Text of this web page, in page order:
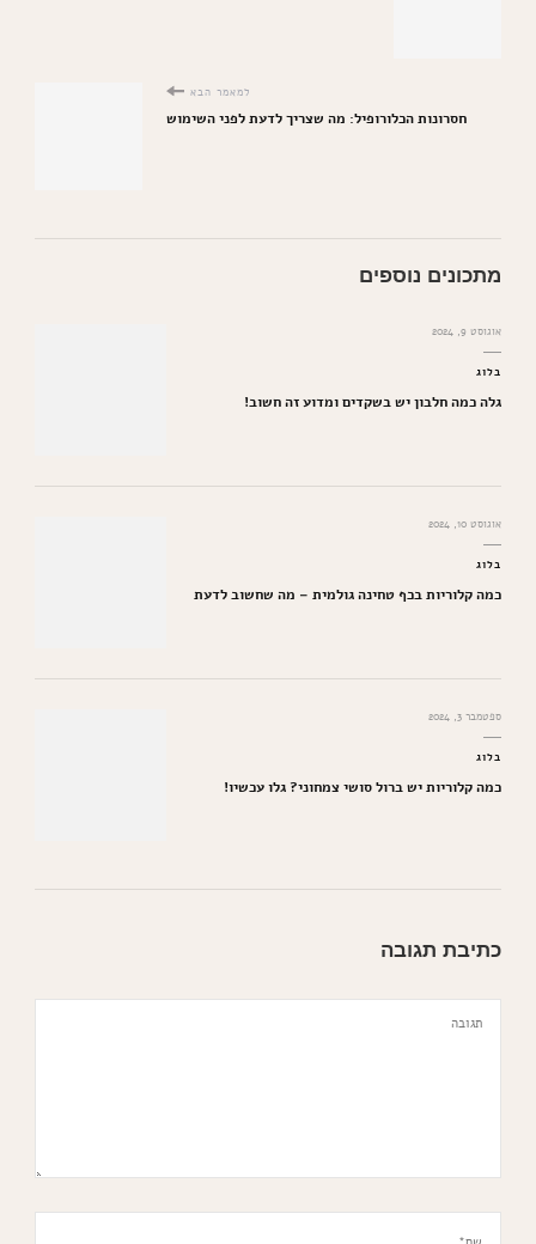
למאמר הבא
חסרונות הכלורופיל: מה שצריך לדעת לפני השימוש
מתכונים נוספים
אוגוסט 9, 2024
בלוג
גלה כמה חלבון יש בשקדים ומדוע זה חשוב!
אוגוסט 10, 2024
בלוג
כמה קלוריות בכף טחינה גולמית – מה שחשוב לדעת
ספטמבר 3, 2024
בלוג
כמה קלוריות יש ברול סושי צמחוני? גלו עכשיו!
כתיבת תגובה